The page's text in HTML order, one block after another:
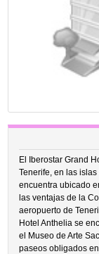
El Iberostar Grand
Tenerife, en las
encuentra ubicado
las ventajas de la
aeropuerto de
Hotel Anthelia se
el Museo de Arte
paseos obligados